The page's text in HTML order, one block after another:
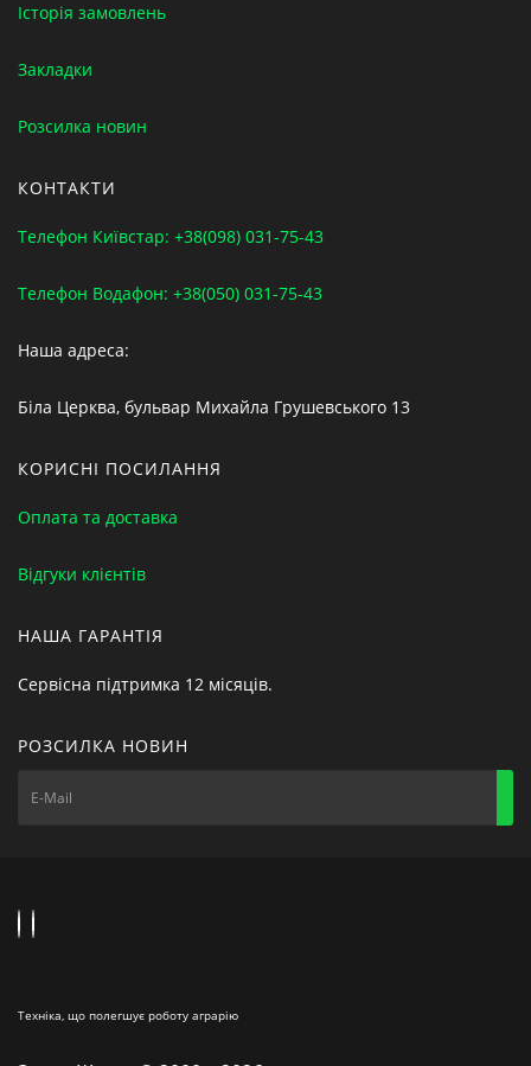
Історія замовлень
Закладки
Розсилка новин
КОНТАКТИ
Телефон Київстар: +38(098) 031-75-43
Телефон Водафон: +38(050) 031-75-43
Наша адреса:
Біла Церква, бульвар Михайла Грушевського 13
КОРИСНІ ПОСИЛАННЯ
Оплата та доставка
Відгуки клієнтів
НАША ГАРАНТІЯ
Сервісна підтримка 12 місяців.
РОЗСИЛКА НОВИН
Техніка, що полегшує роботу аграрію